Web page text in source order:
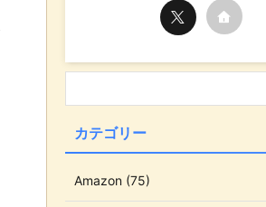
カテゴリー
Amazon (75)